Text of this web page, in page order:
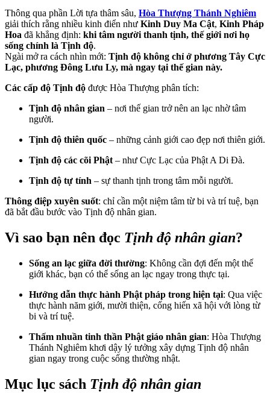
Thông qua phần Lời tựa thâm sâu, Hòa Thượng Thánh Nghiêm
giải thích rằng nhiều kinh điển như Kinh Duy Ma Cật, Kinh Pháp
Hoa đã khẳng định: khi tâm người thanh tịnh, thế giới nơi họ
sống chính là Tịnh độ.
Ngài mở ra cách nhìn mới: Tịnh độ không chỉ ở phương Tây Cực
Lạc, phương Đông Lưu Ly, mà ngay tại thế gian này.
Các cấp độ Tịnh độ được Hòa Thượng phân tích:
Tịnh độ nhân gian – nơi thế gian trở nên an lạc nhờ tâm
người.
Tịnh độ thiên quốc – những cảnh giới cao đẹp nơi thiên giới.
Tịnh độ các cõi Phật – như Cực Lạc của Phật A Di Đà.
Tịnh độ tự tính – sự thanh tịnh trong tâm mỗi người.
Thông điệp xuyên suốt: chỉ cần một niệm tâm từ bi và trí tuệ, bạn
đã bắt đầu bước vào Tịnh độ nhân gian.
Vì sao bạn nên đọc Tịnh độ nhân gian?
Sống an lạc giữa đời thường: Không cần đợi đến một thế
giới khác, bạn có thể sống an lạc ngay trong thực tại.
Hướng dẫn thực hành Phật pháp trong hiện tại: Qua việc
thực hành năm giới, mười thiện, cống hiến xã hội với lòng từ
bi và trí tuệ.
Thấm nhuần tinh thần Phật giáo nhân gian: Hòa Thượng
Thánh Nghiêm khơi dậy lý tưởng xây dựng Tịnh độ nhân
gian ngay trong cuộc sống thường nhật.
Mục lục sách Tịnh độ nhân gian